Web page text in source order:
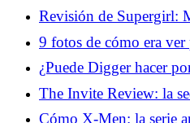
Revisión de Supergirl:
mashup occidental de
9 fotos de cómo era
90 Años 80
¿Puede Digger hacer
Birdman hizo por
The Invite Review: la
Olivia Wilde es el
Cómo X-Men: la serie